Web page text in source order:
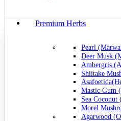
Premium Herbs